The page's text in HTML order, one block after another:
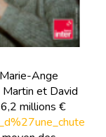
Ange
et David
millions €